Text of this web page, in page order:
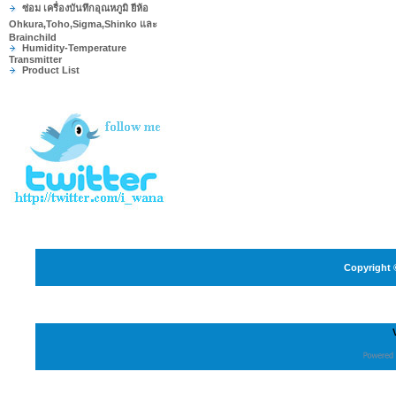
ซ่อม เครื่องบันทึกอุณหภูมิ ยีห้อ
Ohkura,Toho,Sigma,Shinko และ
Brainchild
Humidity-Temperature
Transmitter
Product List
Copyright